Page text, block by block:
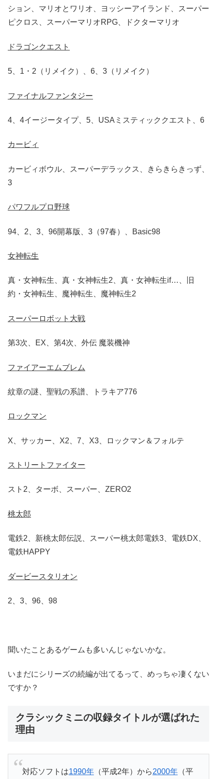
ション、マリオとワリオ、ヨッシーアイランド、スーパー
ピクロス、スーパーマリオRPG、ドクターマリオ
ドラゴンクエスト
5、1・2（リメイク）、6、3（リメイク）
ファイナルファンタジー
4、4イージータイプ、5、USAミスティッククエスト、6
カービィ
カービィボウル、スーパーデラックス、きらきらきっず、
3
パワフルプロ野球
94、2、3、96開幕版、3（97春）、Basic98
女神転生
真・女神転生、真・女神転生2、真・女神転生if…、旧
約・女神転生、魔神転生、魔神転生2
スーパーロボット大戦
第3次、EX、第4次、外伝 魔装機神
ファイアーエムブレム
紋章の謎、聖戦の系譜、トラキア776
ロックマン
X、サッカー、X2、7、X3、ロックマン＆フォルテ
ストリートファイター
スト2、ターボ、スーパー、ZERO2
桃太郎
電鉄2、新桃太郎伝説、スーパー桃太郎電鉄3、電鉄DX、
電鉄HAPPY
ダービースタリオン
2、3、96、98
聞いたことあるゲームも多いんじゃないかな。
いまだにシリーズの続編が出てるって、めっちゃ凄くない
ですか？
クラシックミニの収録タイトルが選ばれた
理由
対応ソフトは1990年（平成2年）から2000年（平